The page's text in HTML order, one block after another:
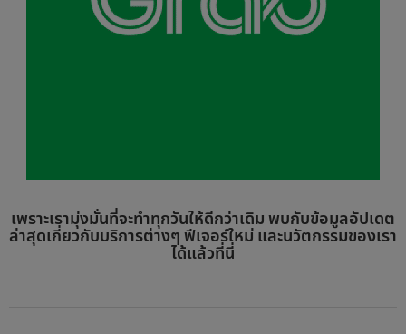
เพราะเรามุ่งมั่นที่จะทำทุกวันให้ดีกว่าเดิม พบกับข้อมูลอัปเดต
ล่าสุดเกี่ยวกับบริการต่างๆ ฟีเจอร์ใหม่ และนวัตกรรมของเรา
ได้แล้วที่นี่